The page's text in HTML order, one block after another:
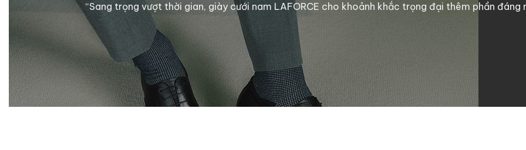
“Sang trọng vượt thời gian, giày cưới nam LAFORCE cho khoảnh khắc trọng đại thêm phần đáng